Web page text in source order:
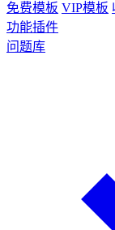
免费模板 VIP模板
功能插件
问题库